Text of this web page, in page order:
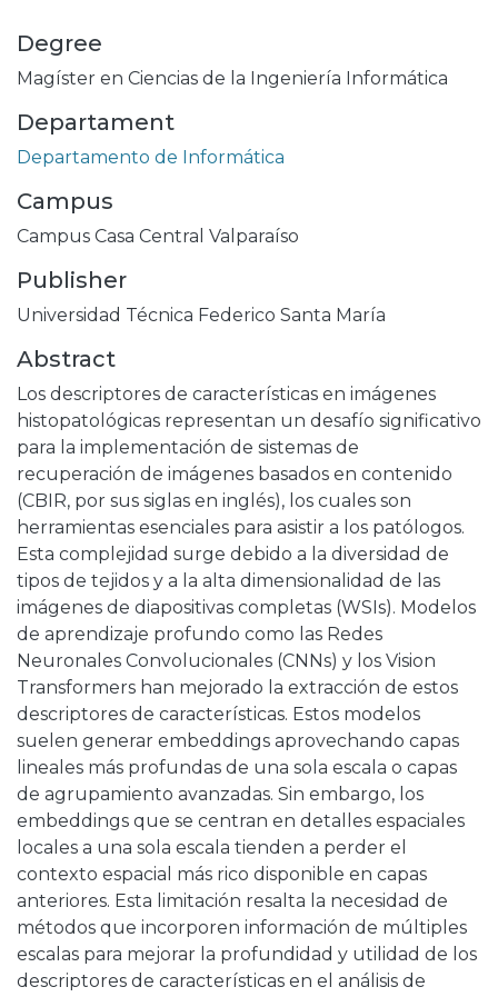
Degree
Magíster en Ciencias de la Ingeniería Informática
Departament
Departamento de Informática
Campus
Campus Casa Central Valparaíso
Publisher
Universidad Técnica Federico Santa María
Abstract
Los descriptores de características en imágenes
histopatológicas representan un desafío significativo
para la implementación de sistemas de
recuperación de imágenes basados en contenido
(CBIR, por sus siglas en inglés), los cuales son
herramientas esenciales para asistir a los patólogos.
Esta complejidad surge debido a la diversidad de
tipos de tejidos y a la alta dimensionalidad de las
imágenes de diapositivas completas (WSIs). Modelos
de aprendizaje profundo como las Redes
Neuronales Convolucionales (CNNs) y los Vision
Transformers han mejorado la extracción de estos
descriptores de características. Estos modelos
suelen generar embeddings aprovechando capas
lineales más profundas de una sola escala o capas
de agrupamiento avanzadas. Sin embargo, los
embeddings que se centran en detalles espaciales
locales a una sola escala tienden a perder el
contexto espacial más rico disponible en capas
anteriores. Esta limitación resalta la necesidad de
métodos que incorporen información de múltiples
escalas para mejorar la profundidad y utilidad de los
descriptores de características en el análisis de